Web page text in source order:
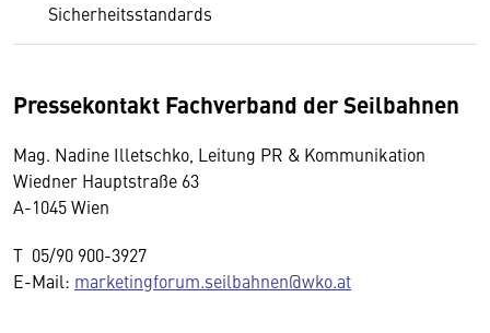
Sicherheitsstandards
Pressekontakt Fachverband der Seilbahnen
Mag. Nadine Illetschko, Leitung PR & Kommunikation
Wiedner Hauptstraße 63
A-1045 Wien
T 05/90 900-3927
E-Mail: marketingforum.seilbahnen@wko.at